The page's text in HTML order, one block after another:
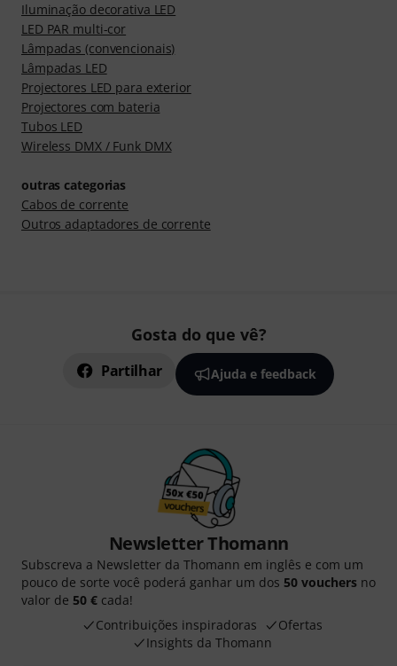
Iluminação decorativa LED
LED PAR multi-cor
Lâmpadas (convencionais)
Lâmpadas LED
Projectores LED para exterior
Projectores com bateria
Tubos LED
Wireless DMX / Funk DMX
outras categorias
Cabos de corrente
Outros adaptadores de corrente
Gosta do que vê?
Partilhar Ajuda e feedback
Newsletter Thomann
Subscreva a Newsletter da Thomann em inglês e com um
pouco de sorte você poderá ganhar um dos 50 vouchers no
valor de 50 € cada!
Contribuições inspiradoras
Ofertas
Insights da Thomann